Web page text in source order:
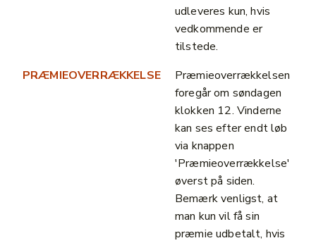
udleveres kun, hvis
vedkommende er
tilstede.
PRÆMIEOVERRÆKKELSE
Præmieoverrækkelsen
foregår om søndagen
klokken 12. Vinderne
kan ses efter endt løb
via knappen
'Præmieoverrækkelse'
øverst på siden.
Bemærk venligst, at
man kun vil få sin
præmie udbetalt, hvis